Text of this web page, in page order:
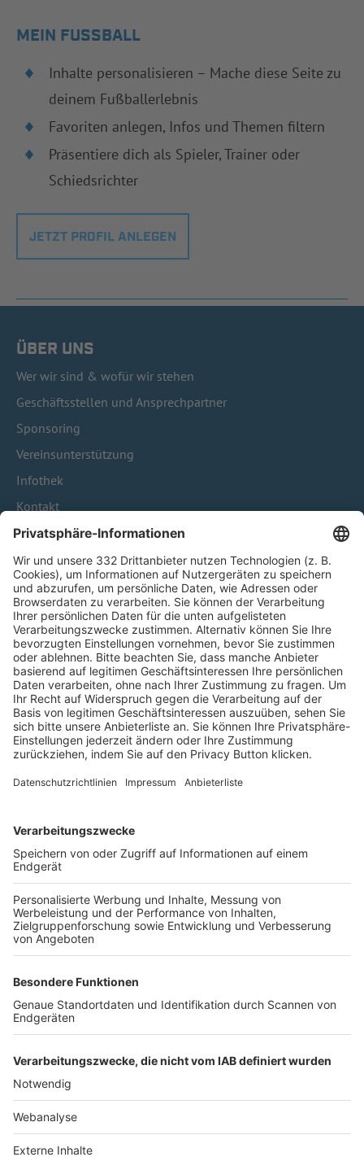
MEIN FUSSBALL
Inhalte personalisieren – Mache diese Seite zu
deinem Fußballerlebnis
Favoriten anlegen, Infos und Themen filtern
Präsentiere dich als Spieler, Trainer oder
Schiedsrichter
JETZT PROFIL ANLEGEN
ÜBER UNS
Wer wir sind & wofür wir stehen
Geschäftsstellen und Ansprechpartner
Sponsoring
Vereinsunterstützung
Infothek
Kontakt
HÄUFIG BESUCHTE SEITEN
Pässe und Vereinswechsel
Trainerausbildung
Schulungsangebot Vereinsmitarbeiter
BFV-Geschäftsstellen
Trainerbörse
Login SpielPlus
FOLGE DEM BFV
TOP-VEREINE
TOP-PARTNER
Nutzungsbedingungen Datenschutz Impressum